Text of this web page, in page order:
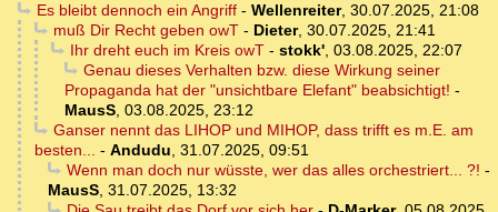
Es bleibt dennoch ein Angriff- Wellenreiter, 30.07.2025, 21:08
muß Dir Recht geben owT- Dieter, 30.07.2025, 21:41
Ihr dreht euch im Kreis owT- stokk', 03.08.2025, 22:07
Genau dieses Verhalten bzw. diese Wirkung seiner
Propaganda hat der "unsichtbare Elefant" beabsichtigt! -
MausS, 03.08.2025, 23:12
Ganser nennt das LIHOP und MIHOP, dass trifft es m.E. am
besten... - Andudu, 31.07.2025, 09:51
Wenn man doch nur wüsste, wer das alles orchestriert... ?! -
MausS, 31.07.2025, 13:32